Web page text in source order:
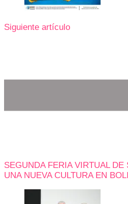
Siguiente artículo
SEGUNDA FERIA VIRTUAL
UNA NUEVA CULTURA EN